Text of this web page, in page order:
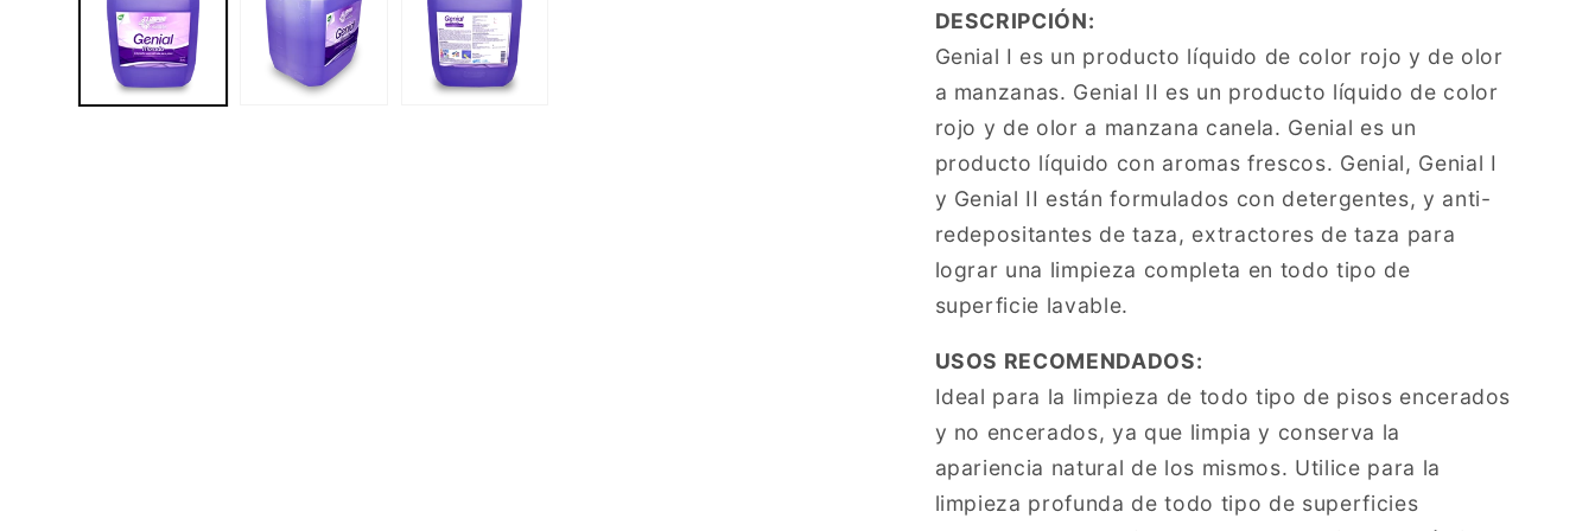
DESCRIPCIÓN:
Genial I es un producto líquido de color rojo y de olor
a manzanas. Genial II es un producto líquido de color
rojo y de olor a manzana canela. Genial es un
producto líquido con aromas frescos. Genial, Genial I
y Genial II están formulados con detergentes, y anti-
redepositantes de taza, extractores de taza para
lograr una limpieza completa en todo tipo de
superficie lavable.
USOS RECOMENDADOS:
Ideal para la limpieza de todo tipo de pisos encerados
y no encerados, ya que limpia y conserva la
apariencia natural de los mismos. Utilice para la
limpieza profunda de todo tipo de superficies